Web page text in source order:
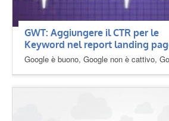
GWT: Aggiungere il CTR per le
Keyword nel report landing
Google è buono, Google non è cattivo,